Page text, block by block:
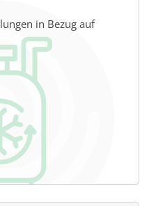
in Bezug auf